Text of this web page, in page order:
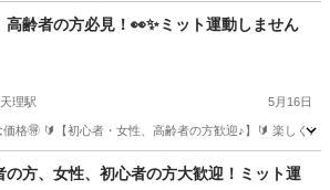
千早口駅 スポーツ ミット
高齢者の方必見！👀✨ミット運動しません
理駅 5月16日
格🉐 🔰【初心者・女性、高齢者の方歓迎♪】🔰 楽しく
スポーツ ミット
の方、女性、初心者の方大歓迎！ミット運